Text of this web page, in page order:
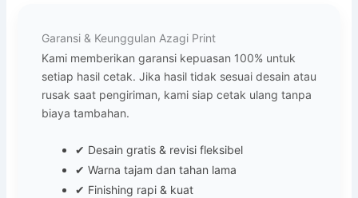
Garansi & Keunggulan Azagi Print
Kami memberikan garansi kepuasan 100% untuk
setiap hasil cetak. Jika hasil tidak sesuai desain atau
rusak saat pengiriman, kami siap cetak ulang tanpa
biaya tambahan.
✔ Desain gratis & revisi fleksibel
✔ Warna tajam dan tahan lama
✔ Finishing rapi & kuat